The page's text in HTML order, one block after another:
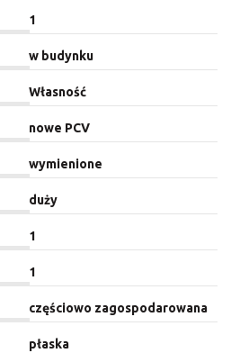
1
w budynku
Własność
nowe PCV
wymienione
duży
1
1
częściowo zagospodarowana
płaska